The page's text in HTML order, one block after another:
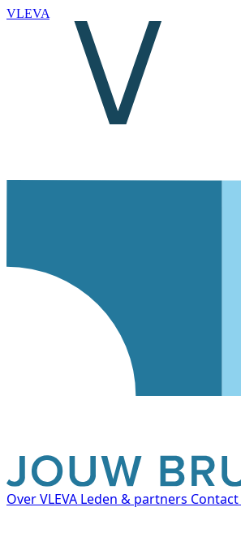
VLEVA
Over VLEVA Leden & partners Contact